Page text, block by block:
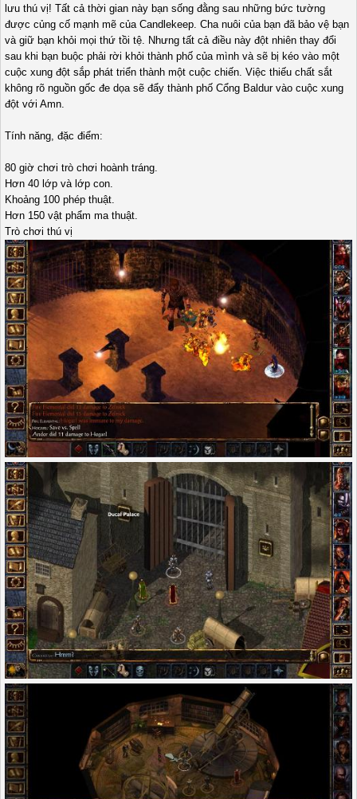
lưu thú vị! Tất cả thời gian này bạn sống đằng sau những bức tường
được củng cố mạnh mẽ của Candlekeep. Cha nuôi của bạn đã bảo vệ bạn
và giữ bạn khỏi mọi thứ tồi tệ. Nhưng tất cả điều này đột nhiên thay đổi
sau khi bạn buộc phải rời khỏi thành phố của mình và sẽ bị kéo vào một
cuộc xung đột sắp phát triển thành một cuộc chiến. Việc thiếu chất sắt
không rõ nguồn gốc đe dọa sẽ đẩy thành phố Cổng Baldur vào cuộc xung
đột với Amn.
Tính năng, đặc điểm:
80 giờ chơi trò chơi hoành tráng.
Hơn 40 lớp và lớp con.
Khoảng 100 phép thuật.
Hơn 150 vật phẩm ma thuật.
Trò chơi thú vị